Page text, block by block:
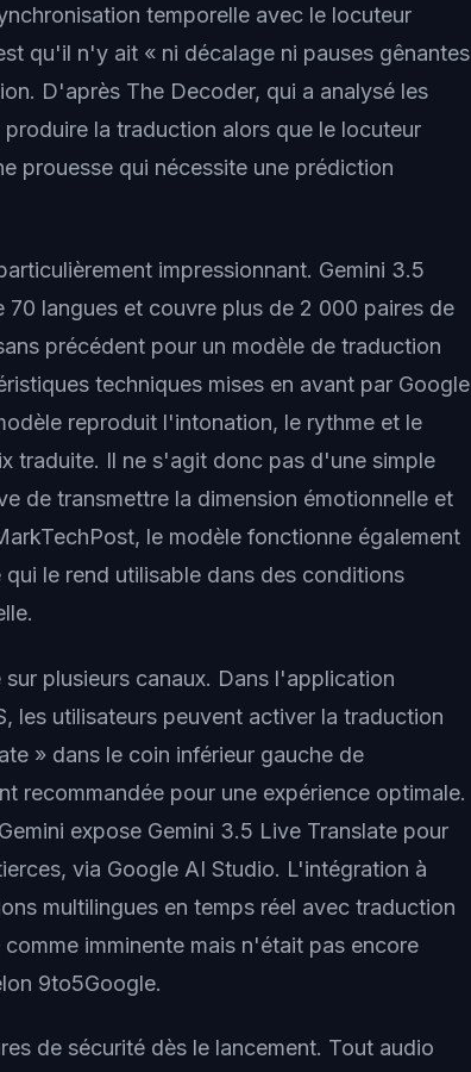
temporelle avec le locuteur
qu'il n'y ait « ni décalage ni pauses gênantes
D'après The Decoder, qui a analysé les
la traduction alors que le locuteur
prouesse qui nécessite une prédiction
impressionnant. Gemini 3.5
70 langues et couvre plus de 2 000 paires de
précédent pour un modèle de traduction
techniques mises en avant par Google
reproduit l'intonation, le rythme et le
traduite. Il ne s'agit donc pas d'une simple
de transmettre la dimension émotionnelle et
le modèle fonctionne également
le rend utilisable dans des conditions
plusieurs canaux. Dans l'application
les utilisateurs peuvent activer la traduction
» dans le coin inférieur gauche de
recommandée pour une expérience optimale.
expose Gemini 3.5 Live Translate pour
via Google AI Studio. L'intégration à
multilingues en temps réel avec traduction
imminente mais n'était pas encore
9to5Google.
de sécurité dès le lancement. Tout audio